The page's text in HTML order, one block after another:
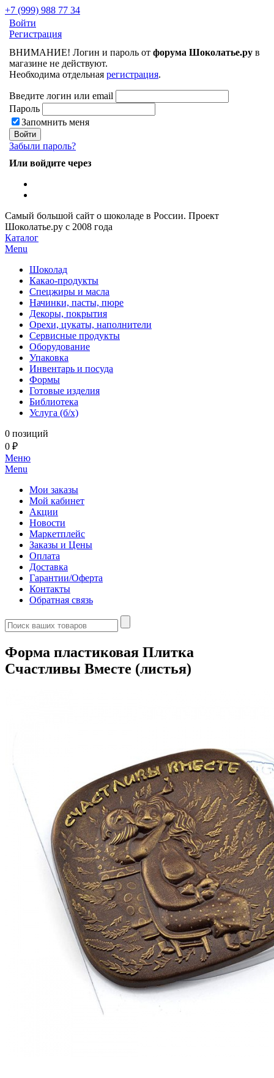
+7 (999) 988 77 34
Войти
Регистрация
ВНИМАНИЕ! Логин и пароль от форума Шоколатье.ру в
магазине не действуют.
Необходима отдельная регистрация.
Введите логин или email
Пароль
Запомнить меня
Забыли пароль?
Или войдите через
Самый большой сайт о шоколаде в России. Проект
Шоколатье.ру с 2008 года
Каталог
Menu
Шоколад
Какао-продукты
Спецжиры и масла
Начинки, пасты, пюре
Декоры, покрытия
Орехи, цукаты, наполнители
Сервисные продукты
Оборудование
Упаковка
Инвентарь и посуда
Формы
Готовые изделия
Библиотека
Услуга (б/х)
0 позиций
0 ₽
Меню
Menu
Мои заказы
Мой кабинет
Акции
Новости
Маркетплейс
Заказы и Цены
Оплата
Доставка
Гарантии/Оферта
Контакты
Обратная связь
Форма пластиковая Плитка
Счастливы Вместе (листья)